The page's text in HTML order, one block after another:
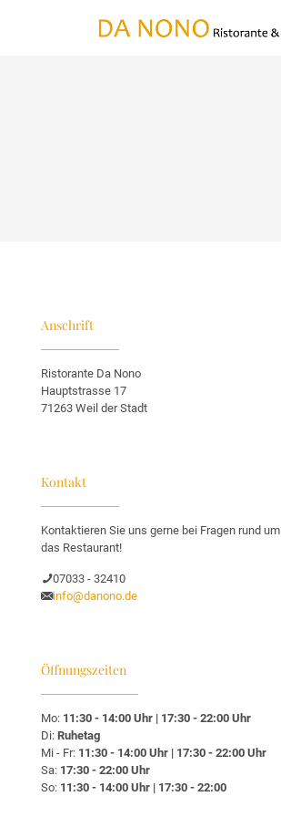
Anschrift
Ristorante Da Nono
Hauptstrasse 17
71263 Weil der Stadt
Kontakt
Kontaktieren Sie uns gerne bei Fragen rund um
das Restaurant!
07033 - 32410
info@danono.de
Öffnungszeiten
Mo: 11:30 - 14:00 Uhr | 17:30 - 22:00 Uhr
Di: Ruhetag
Mi - Fr: 11:30 - 14:00 Uhr | 17:30 - 22:00 Uhr
Sa: 17:30 - 22:00 Uhr
So: 11:30 - 14:00 Uhr | 17:30 - 22:00